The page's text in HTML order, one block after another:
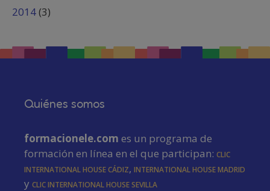
2014(3)
Quiénes somos
formacionele.com es un programa de
formación en línea en el que participan: CLIC
International House Cádiz, International House Madrid
y CLIC International House Sevilla